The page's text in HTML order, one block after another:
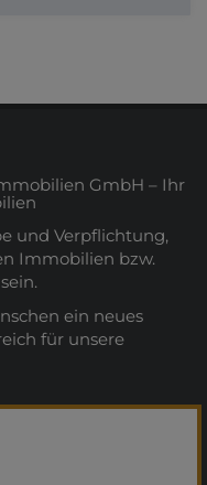
GmbH – Ihr
und Verpflichtung,
Immobilien bzw.
ein neues
für unsere